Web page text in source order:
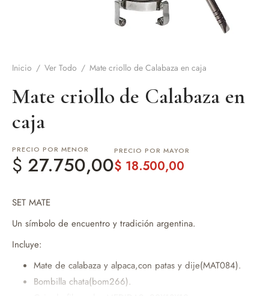
Inicio / Ver Todo / Mate criollo de Calabaza en caja
Mate criollo de Calabaza en
caja
PRECIO POR MENOR
$ 27.750,00
PRECIO POR MAYOR
$ 18.500,00
SET MATE
Un símbolo de encuentro y tradición argentina.
Incluye:
Mate de calabaza y alpaca,con patas y dije(MAT084).
Bombilla chata(bom266).
y accesorios